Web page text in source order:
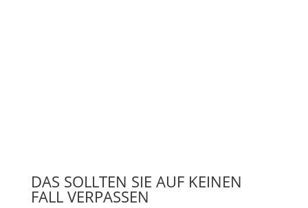
DAS SOLLTEN SIE AUF KEINEN
FALL VERPASSEN